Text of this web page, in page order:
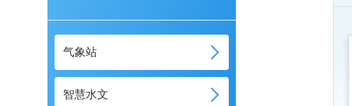
气象站
智慧水文